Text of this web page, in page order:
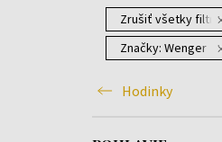
Zrušiť všetky filtre
Značky: Wenger
Hodinky